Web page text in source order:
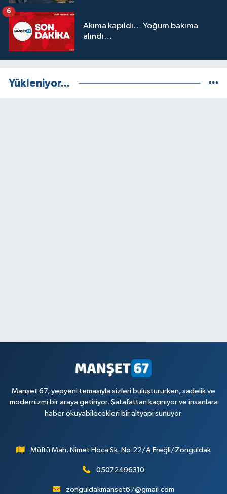
Akıma kapıldı… Yoğum bakıma
alındı…
6
Yükleniyor...
Manşet 67, yepyeni temasıyla sizleri buluştururken, sadelik ve
modernizmi bir araya getiriyor. Şatafattan kaçınıyor ve insanlara
haber okuyabilecekleri bir altyapı sunuyor.
Müftü Mah. Nimet Hoca Sk. No:22/A Ereğli/Zonguldak
05072496310
zonguldakmanset67@gmail.com